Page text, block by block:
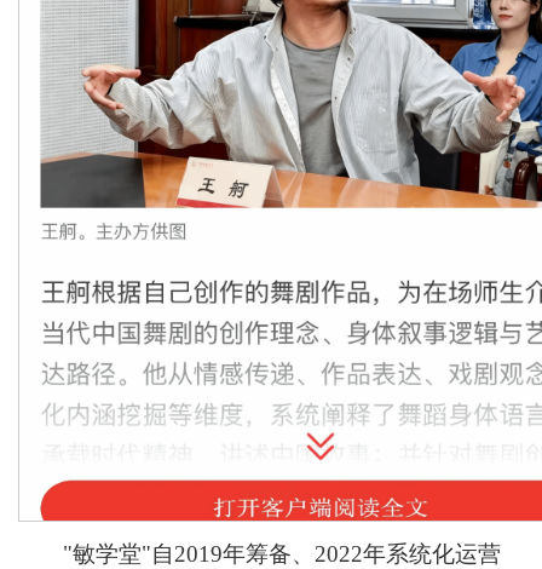
"敏学堂"自2019年筹备、2022年系统化运营